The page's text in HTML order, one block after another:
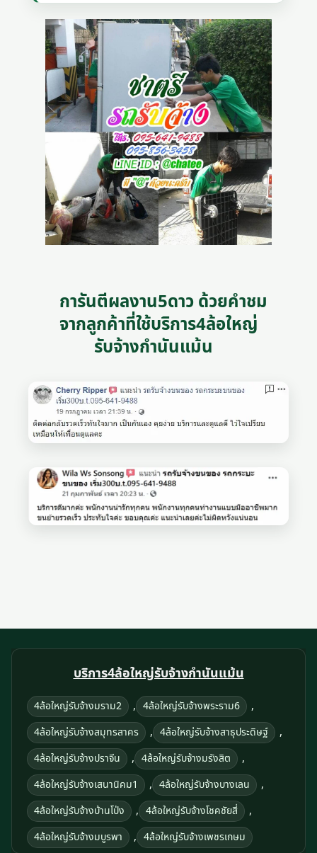
การันตีผลงาน5ดาว ด้วยคำชม
จากลูกค้าที่ใช้บริการ4ล้อใหญ่
รับจ้างกำนันแม้น
บริการ4ล้อใหญ่รับจ้างกำนันแม้น
4ล้อใหญ่รับจ้างมราม2 , 4ล้อใหญ่รับจ้างพระราม6 ,
4ล้อใหญ่รับจ้างสมุทรสาคร , 4ล้อใหญ่รับจ้างสาธุประดิษฐ์ ,
4ล้อใหญ่รับจ้างปราจีน , 4ล้อใหญ่รับจ้างมรังสิต ,
4ล้อใหญ่รับจ้างเสนานิคม1 , 4ล้อใหญ่รับจ้างบางเลน ,
4ล้อใหญ่รับจ้างบ้านโป่ง , 4ล้อใหญ่รับจ้างโชคชัยสี่ ,
4ล้อใหญ่รับจ้างมบูรพา , 4ล้อใหญ่รับจ้างเพชรเกษม